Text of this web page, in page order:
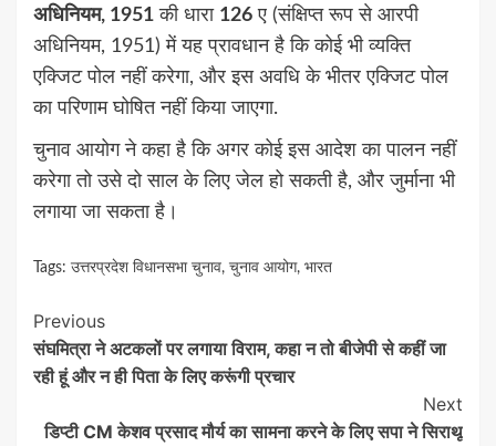
अधिनियम, 1951 की धारा 126 ए (संक्षिप्त रूप से आरपी
अधिनियम, 1951) में यह प्रावधान है कि कोई भी व्यक्ति
एक्जिट पोल नहीं करेगा, और इस अवधि के भीतर एक्जिट पोल
का परिणाम घोषित नहीं किया जाएगा.
चुनाव आयोग ने कहा है कि अगर कोई इस आदेश का पालन नहीं
करेगा तो उसे दो साल के लिए जेल हो सकती है, और जुर्माना भी
लगाया जा सकता है।
Tags: उत्तरप्रदेश विधानसभा चुनाव, चुनाव आयोग, भारत
Continue
Reading
Previous
संघमित्रा ने अटकलों पर लगाया विराम, कहा न तो बीजेपी से कहीं जा
रही हूं और न ही पिता के लिए करूंगी प्रचार
Next
डिप्टी CM केशव प्रसाद मौर्य का सामना करने के लिए सपा ने सिराथू